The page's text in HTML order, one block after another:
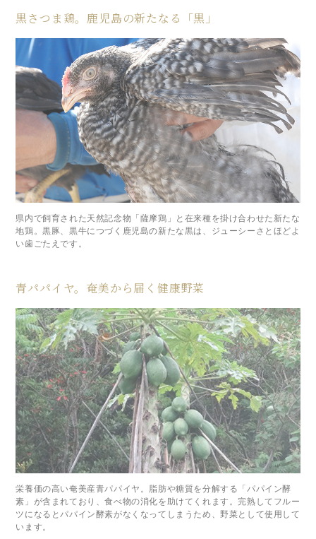
黒さつま鶏。鹿児島の新たなる「黒」
県内で飼育された天然記念物「薩摩鶏」と在来種を掛け合わせた新たな
地鶏。黒豚、黒牛につづく鹿児島の新たな黒は、ジューシーさとほどよ
い歯ごたえです。
青パパイヤ。奄美から届く健康野菜
栄養価の高い奄美産青パパイヤ。脂肪や糖質を分解する「パパイン酵
素」が含まれており、食べ物の消化を助けてくれます。完熟してフルー
ツになるとパパイン酵素がなくなってしまうため、野菜として使用して
います。